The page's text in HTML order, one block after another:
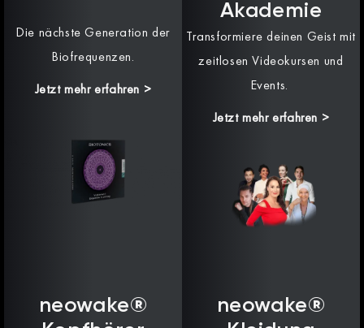
Die nächste Generation der
Biofrequenzen.
Jetzt mehr erfahren >
Akademie
Transformiere deinen Geist mit
zeitlosen Videokursen und
Events.
Jetzt mehr erfahren >
neowake®
neowake®